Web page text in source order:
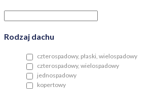
Rodzaj dachu
czterospadowy, płaski, wielospadowy
czterospadowy, wielospadowy
jednospadowy
kopertowy